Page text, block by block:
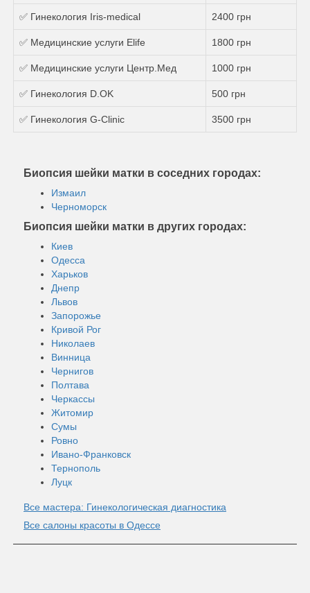
✅ Гинекология Iris-medical 2400 грн
✅ Медицинские услуги Elife 1800 грн
✅ Медицинские услуги Центр.Мед 1000 грн
✅ Гинекология D.OK 500 грн
✅ Гинекология G-Clinic 3500 грн
Биопсия шейки матки в соседних городах:
Измаил
Черноморск
Биопсия шейки матки в других городах:
Киев
Одесса
Харьков
Днепр
Львов
Запорожье
Кривой Рог
Николаев
Винница
Чернигов
Полтава
Черкассы
Житомир
Сумы
Ровно
Ивано-Франковск
Тернополь
Луцк
Все мастера: Гинекологическая диагностика
Все салоны красоты в Одессе